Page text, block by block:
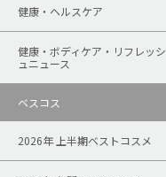
健康・ヘルスケア
健康・ボディケア・リフレッシ
ュニュース
ベスコス
2026年 上半期ベストコスメ